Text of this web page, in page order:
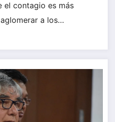
el contagio es más
a los…